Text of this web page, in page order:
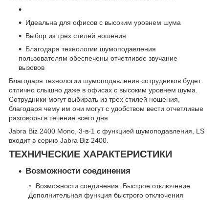
Идеальна для офисов с высоким уровнем шума
Выбор из трех стилей ношения
Благодаря технологии шумоподавления
пользователям обеспечены отчетливое звучание
вызовов
Благодаря технологии шумоподавления сотрудников будет
отлично слышно даже в офисах с высоким уровнем шума.
Сотрудники могут выбирать из трех стилей ношения,
благодаря чему им они могут с удобством вести отчетливые
разговоры в течение всего дня.
Jabra Biz 2400 Mono, 3-в-1 с функцией шумоподавления, LS
входит в серию Jabra Biz 2400.
ТЕХНИЧЕСКИЕ ХАРАКТЕРИСТИКИ
Возможности соединения
Возможности соединения: Быстрое отключение
Дополнительная функция быстрого отключения